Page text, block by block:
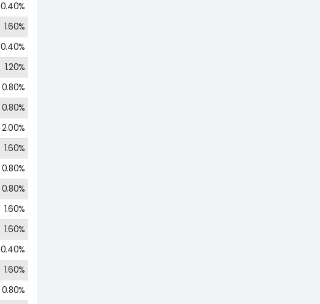
0.40%
1.60%
0.40%
1.20%
0.80%
0.80%
2.00%
1.60%
0.80%
0.80%
1.60%
1.60%
0.40%
1.60%
0.80%